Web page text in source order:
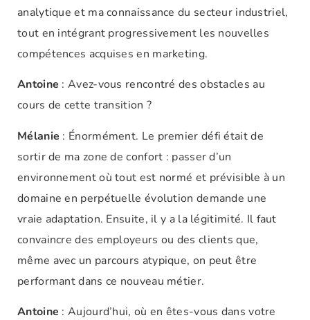
analytique et ma connaissance du secteur industriel,
tout en intégrant progressivement les nouvelles
compétences acquises en marketing.
Antoine : Avez-vous rencontré des obstacles au
cours de cette transition ?
Mélanie : Énormément. Le premier défi était de
sortir de ma zone de confort : passer d’un
environnement où tout est normé et prévisible à un
domaine en perpétuelle évolution demande une
vraie adaptation. Ensuite, il y a la légitimité. Il faut
convaincre des employeurs ou des clients que,
même avec un parcours atypique, on peut être
performant dans ce nouveau métier.
Antoine : Aujourd’hui, où en êtes-vous dans votre